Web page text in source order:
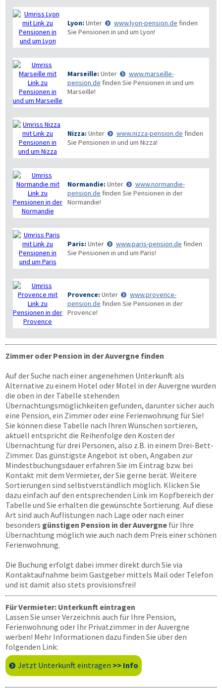
Lyon: Unter www.lyon-pension.de finden
Sie Pensionen in und um Lyon!
Marseille: Unter
www.marseille-
pension.de finden Sie Pensionen in und um
Marseille!
Nizza: Unter www.nizza-pension.de finden
Sie Pensionen in und um Nizza!
Normandie: Unter
www.normandie-
pension.de finden Sie Pensionen in der
Normandie!
Paris: Unter www.paris-pension.de finden
Sie Pensionen in und um Paris!
Provence: Unter
www.provence-
pension.de finden Sie Pensionen in der
Provence!
Zimmer oder Pension in der Auvergne finden
Auf der Suche nach einer angenehmen Unterkunft als
Alternative zu einem Hotel oder Motel in der Auvergne wurden
die oben in der Tabelle stehenden
Übernachtungsmöglichkeiten gefunden, darunter sicher auch
eine Pension, ein Zimmer oder eine Ferienwohnung für Sie!
Sie können diese Tabelle nach Ihren Wünschen sortieren,
aktuell entspricht die Reihenfolge den Kosten der
Übernachtung für drei Personen, also z.B. in einem Drei-Bett-
Zimmer. Das günstigste Angebot ist oben, Angaben zur
Mindestbuchungsdauer erfahren Sie im Eintrag bzw. bei
Kontakt mit dem Vermieter, der Sie gerne berät. Weitere
Sortierungen sind selbstverständlich möglich. Klicken Sie
dazu einfach auf den entsprechenden Link im Kopfbereich der
Tabelle und Sie erhalten die gewünschte Sortierung. Auf diese
Art sind auch Auflistungen nach Lage oder nach einer
besonders günstigen Pension in der Auvergne für Ihre
Übernachtung möglich wie auch nach dem Preis einer schönen
Ferienwohnung.
Die Buchung erfolgt dabei immer direkt durch Sie via
Kontaktaufnahme beim Gastgeber mittels Mail oder Telefon
und ist damit also stets provisionsfrei!
Für Vermieter: Unterkunft eintragen
Lassen Sie unser Verzeichnis auch für Ihre Pension,
Ferienwohnung oder Ihr Privatzimmer in der Auvergne
werben! Mehr Informationen dazu finden Sie über den
folgenden Link:
Jetzt Unterkunft eintragen >> Info